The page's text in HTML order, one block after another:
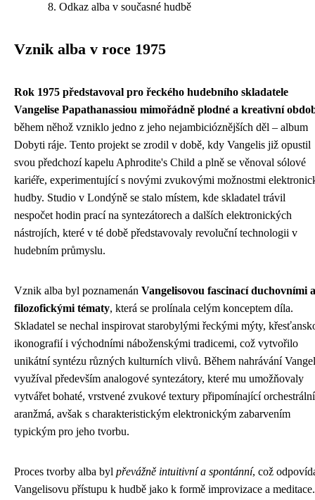
Odkaz alba v současné hudbě
Vznik alba v roce 1975
Rok 1975 představoval pro řeckého hudebního skladatele
Vangelise Papathanassiou mimořádně plodné a kreativní
během něhož vzniklo jedno z jeho nejambicióznějších děl – album
Dobyti ráje. Tento projekt se zrodil v době, kdy Vangelis již opustil
svou předchozí kapelu Aphrodite's Child a plně se věnoval sólové
kariéře, experimentující s novými zvukovými možnostmi
hudby. Studio v Londýně se stalo místem, kde skladatel trávil
nespočet hodin prací na syntezátorech a dalších elektronických
nástrojích, které v té době představovaly revoluční technologii v
hudebním průmyslu.
Vznik alba byl poznamenán Vangelisovou fascinací duchovními a
filozofickými tématy, která se prolínala celým konceptem díla.
Skladatel se nechal inspirovat starobylými řeckými mýty,
ikonografií i východními náboženskými tradicemi, což vytvořilo
unikátní syntézu různých kulturních vlivů. Během nahrávání
využíval především analogové syntezátory, které mu umožňovaly
vytvářet bohaté, vrstvené zvukové textury připomínající orchestrální
aranžmá, avšak s charakteristickým elektronickým zabarvením
typickým pro jeho tvorbu.
Proces tvorby alba byl převážně intuitivní a spontánní, což
Vangelisovu přístupu k hudbě jako k formě improvizace a meditace.